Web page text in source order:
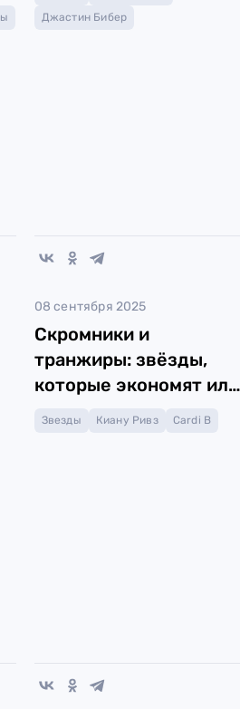
Джастин Бибер
08 сентября 2025
Скромники и
транжиры: звёзды,
которые экономят или
много тратят
Звезды Киану Ривз Cardi B